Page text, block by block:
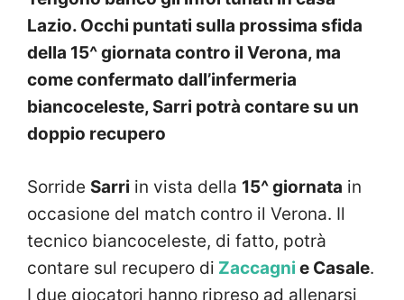
Lazio. Occhi puntati sulla prossima sfida
della 15^ giornata contro il Verona, ma
come confermato dall’infermeria
biancoceleste, Sarri potrà contare su un
doppio recupero
Sorride Sarri in vista della 15^ giornata in
occasione del match contro il Verona. Il
tecnico biancoceleste, di fatto, potrà
contare sul recupero di Zaccagni e Casale.
I due giocatori hanno ripreso ad allenarsi